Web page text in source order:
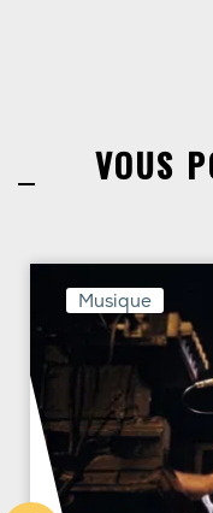
VOUS
Musique